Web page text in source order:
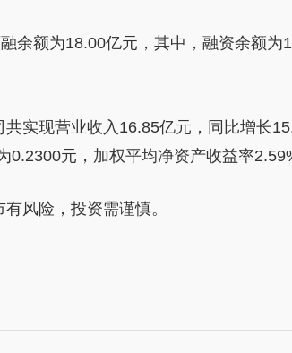
余额为18.00亿元，其中，融资余额为
实现营业收入16.85亿元，同比增长
元，加权平均净资产收益率
风险，投资需谨慎。